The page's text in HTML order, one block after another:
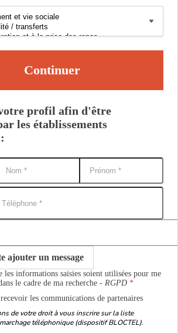
Continuer
profil afin d'être
les établissements
ajouter un message
les informations saisies soient utilisées pour me
le cadre de ma recherche -RGPD
recevoir les communications de partenaires
de votre droit à vous inscrire sur la liste
téléphonique (dispositif BLOCTEL).